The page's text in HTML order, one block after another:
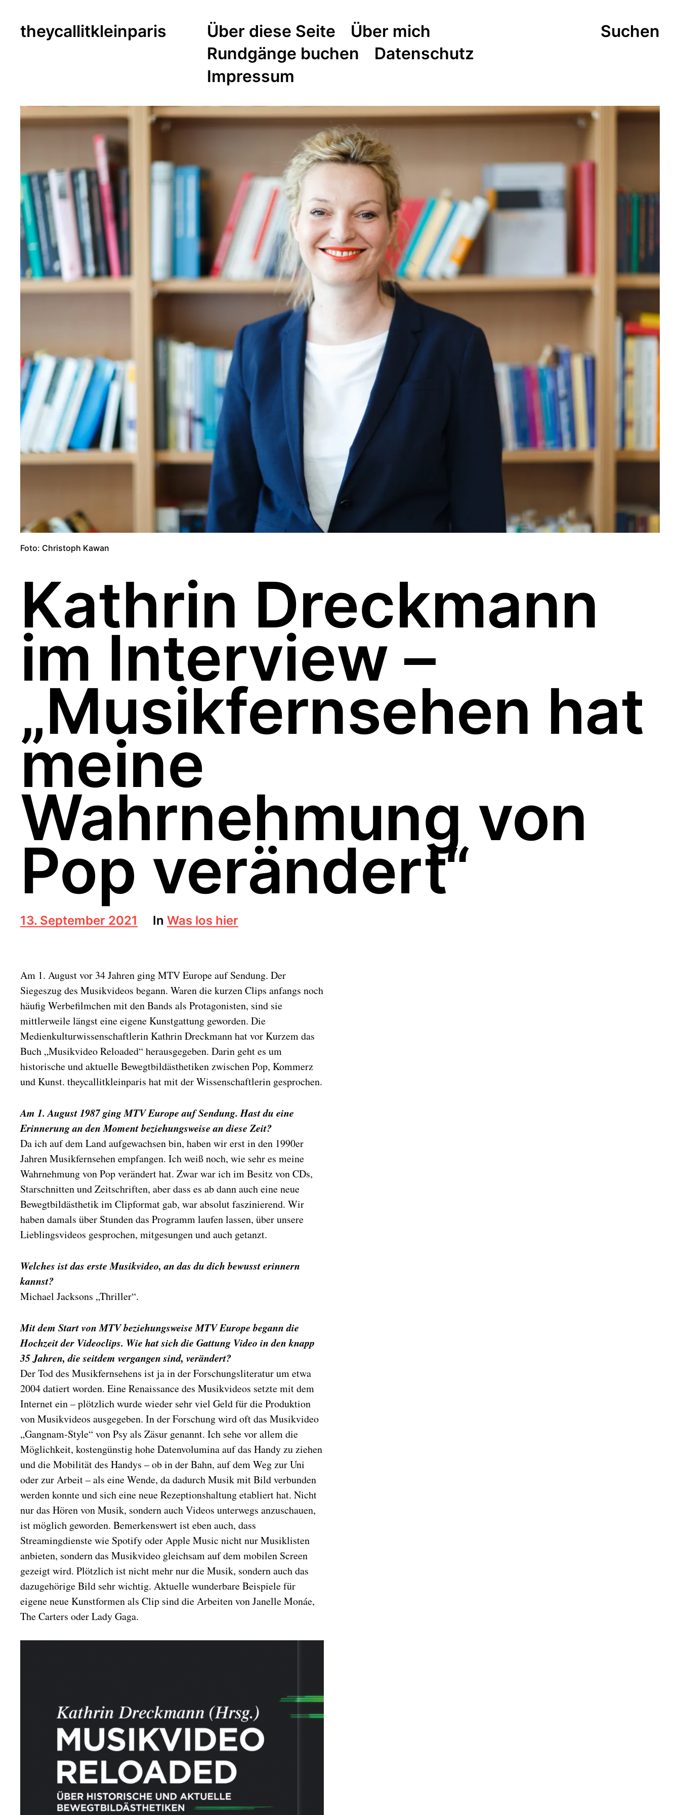
theycallitkleinparis Über diese Seite
Über mich
Rundgänge buchen
Datenschutz
Impressum
Suchen
Foto: Christoph Kawan
Kathrin Dreckmann
im Interview –
„Musikfernsehen hat
meine
Wahrnehmung von
Pop verändert“
B
e
a
g
s
d
a
t
u
m
13. September 2021 In Was los hier
Am 1. August vor 34 Jahren ging MTV Europe auf Sendung. Der
Siegeszug des Musikvideos begann. Waren die kurzen Clips anfangs noch
häufig Werbefilmchen mit den Bands als Protagonisten, sind sie
mittlerweile längst eine eigene Kunstgattung geworden. Die
Medienkulturwissenschaftlerin Kathrin Dreckmann hat vor Kurzem das
Buch „Musikvideo Reloaded“ herausgegeben. Darin geht es um
historische und aktuelle Bewegtbildästhetiken zwischen Pop, Kommerz
und Kunst. theycallitkleinparis hat mit der Wissenschaftlerin gesprochen.
Am 1. August 1987 ging MTV Europe auf Sendung. Hast du eine
Erinnerung an den Moment beziehungsweise an diese Zeit?
Da ich auf dem Land aufgewachsen bin, haben wir erst in den 1990er
Jahren Musikfernsehen empfangen. Ich weiß noch, wie sehr es meine
Wahrnehmung von Pop verändert hat. Zwar war ich im Besitz von CDs,
Starschnitten und Zeitschriften, aber dass es ab dann auch eine neue
Bewegtbildästhetik im Clipformat gab, war absolut faszinierend. Wir
haben damals über Stunden das Programm laufen lassen, über unsere
Lieblingsvideos gesprochen, mitgesungen und auch getanzt.
Welches ist das erste Musikvideo, an das du dich bewusst erinnern
kannst?
Michael Jacksons „Thriller“.
Mit dem Start von MTV beziehungsweise MTV Europe begann die
Hochzeit der Videoclips. Wie hat sich die Gattung Video in den knapp
35 Jahren, die seitdem vergangen sind, verändert?
Der Tod des Musikfernsehens ist ja in der Forschungsliteratur um etwa
2004 datiert worden. Eine Renaissance des Musikvideos setzte mit dem
Internet ein – plötzlich wurde wieder sehr viel Geld für die Produktion
von Musikvideos ausgegeben. In der Forschung wird oft das Musikvideo
„Gangnam-Style“ von Psy als Zäsur genannt. Ich sehe vor allem die
Möglichkeit, kostengünstig hohe Datenvolumina auf das Handy zu ziehen
und die Mobilität des Handys – ob in der Bahn, auf dem Weg zur Uni
oder zur Arbeit – als eine Wende, da dadurch Musik mit Bild verbunden
werden konnte und sich eine neue Rezeptionshaltung etabliert hat. Nicht
nur das Hören von Musik, sondern auch Videos unterwegs anzuschauen,
ist möglich geworden. Bemerkenswert ist eben auch, dass
Streamingdienste wie Spotify oder Apple Music nicht nur Musiklisten
anbieten, sondern das Musikvideo gleichsam auf dem mobilen Screen
gezeigt wird. Plötzlich ist nicht mehr nur die Musik, sondern auch das
dazugehörige Bild sehr wichtig. Aktuelle wunderbare Beispiele für
eigene neue Kunstformen als Clip sind die Arbeiten von Janelle Monáe,
The Carters oder Lady Gaga.